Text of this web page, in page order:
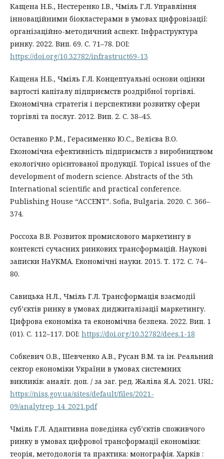
Кащена Н.Б., Нестеренко І.В., Чміль Г.Л. Управління
інноваційними біокластерами в умовах цифровізації:
організаційно-методичний аспект. Інфраструктура
ринку. 2022. Вип. 69. С. 71–78. DOI:
https://doi.org/10.32782/infrastruct69-13
Кащена Н.Б., Чміль Г.Л. Концептуальні основи оцінки
вартості капіталу підприємств роздрібної торгівлі.
Економічна стратегія і перспективи розвитку сфери
торгівлі та послуг. 2012. Вип. 2. С. 38–45.
Остапенко Р.М., Герасименко Ю.С., Велієва В.О.
Економічна ефективність підприємств з виробництвом
екологічно орієнтованої продукції. Topical issues of the
development of modern science. Abstracts of the 5th
International scientific and practical conference.
Publishing House “ACCENT”. Sofia, Bulgaria. 2020. С. 366–
374.
Россоха В.В. Розвиток промислового маркетингу в
контексті сучасних ринкових трансформацій. Наукові
записки НаУКМА. Економічні науки. 2015. Т. 172. С. 74–
80.
Савицька Н.Л., Чміль Г.Л. Трансформація взаємодії
суб’єктів ринку в умовах диджиталізації маркетингу.
Цифрова економіка та економічна безпека. 2022. Вип. 1
(01). С. 112–117. DOI: https://doi.org/10.32782/dees.1-18
Собкевич О.В., Шевченко А.В., Русан В.М. та ін. Реальний
сектор економіки України в умовах системних
викликів: аналіт. доп. / за заг. ред. Жаліла Я.А. 2021. URL:
https://niss.gov.ua/sites/default/files/2021-
09/analytrep_14_2021.pdf
Чміль Г.Л. Адаптивна поведінка суб’єктів споживчого
ринку в умовах цифрової трансформації економіки:
теорія, методологія та практика: монографія. Харків :